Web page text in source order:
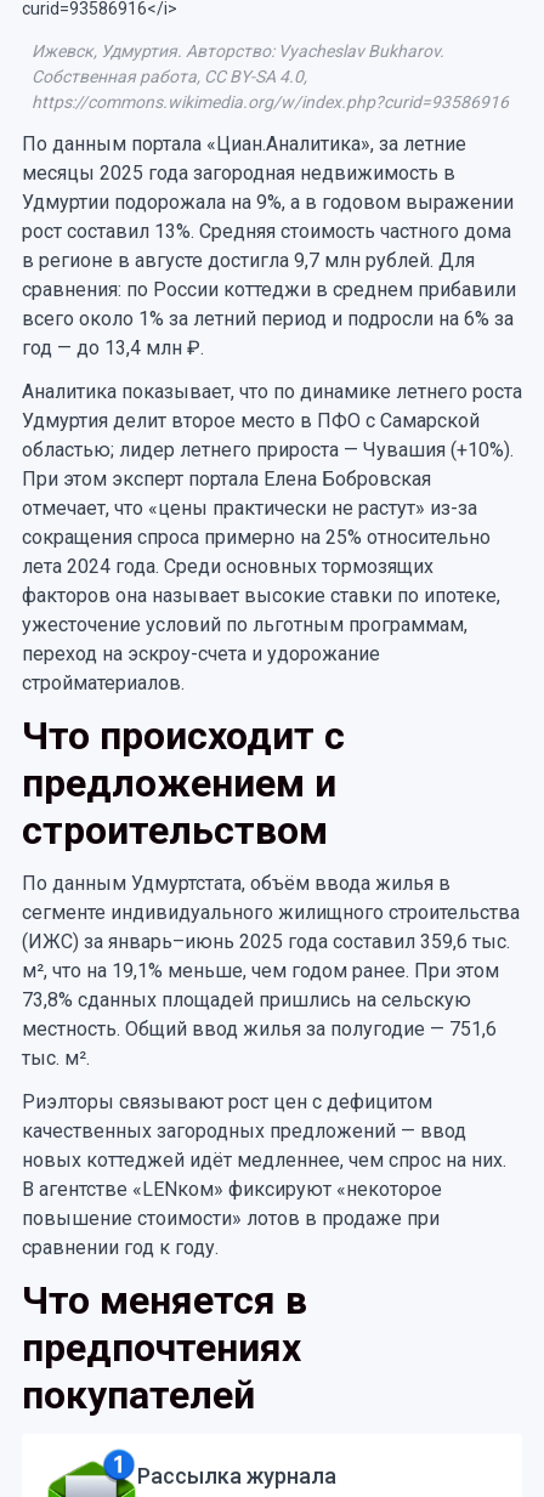
Ижевск, Удмуртия. Авторство: Vyacheslav Bukharov.
Собственная работа, CC BY-SA 4.0,
https://commons.wikimedia.org/w/index.php?curid=93586916
По данным портала «Циан.Аналитика», за летние
месяцы 2025 года загородная недвижимость в
Удмуртии подорожала на 9%, а в годовом выражении
рост составил 13%. Средняя стоимость частного дома
в регионе в августе достигла 9,7 млн рублей. Для
сравнения: по России коттеджи в среднем прибавили
всего около 1% за летний период и подросли на 6% за
год — до 13,4 млн ₽.
Аналитика показывает, что по динамике летнего роста
Удмуртия делит второе место в ПФО с Самарской
областью; лидер летнего прироста — Чувашия (+10%).
При этом эксперт портала Елена Бобровская
отмечает, что «цены практически не растут» из-за
сокращения спроса примерно на 25% относительно
лета 2024 года. Среди основных тормозящих
факторов она называет высокие ставки по ипотеке,
ужесточение условий по льготным программам,
переход на эскроу-счета и удорожание
стройматериалов.
Что происходит с
предложением и
строительством
По данным Удмуртстата, объём ввода жилья в
сегменте индивидуального жилищного строительства
(ИЖС) за январь–июнь 2025 года составил 359,6 тыс.
м², что на 19,1% меньше, чем годом ранее. При этом
73,8% сданных площадей пришлись на сельскую
местность. Общий ввод жилья за полугодие — 751,6
тыс. м².
Риэлторы связывают рост цен с дефицитом
качественных загородных предложений — ввод
новых коттеджей идёт медленнее, чем спрос на них.
В агентстве «LENком» фиксируют «некоторое
повышение стоимости» лотов в продаже при
сравнении год к году.
Что меняется в
предпочтениях
покупателей
Рассылка журнала